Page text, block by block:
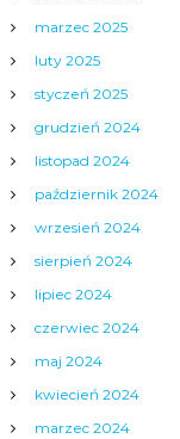
marzec 2025
luty 2025
styczeń 2025
grudzień 2024
listopad 2024
październik 2024
wrzesień 2024
sierpień 2024
lipiec 2024
czerwiec 2024
maj 2024
kwiecień 2024
marzec 2024